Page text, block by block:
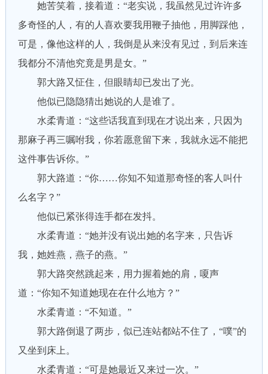
她苦笑着，接着道：“老实说，我虽然见过许许多
多奇怪的人，有的人喜欢要我用鞭子抽他，用脚踩他，
可是，像他这样的人，我倒是从来没有见过，到后来连
我都分不清他究竟是男是女。”
郭大路又怔住，但眼睛却已发出了光。
他似已隐隐猜出她说的人是谁了。
水柔青道：“这些话我直到现在才说出来，只因为
那麻子再三嘱咐我，你若愿意留下来，我就永远不能把
这件事告诉你。”
郭大路道：“你……你知不知道那奇怪的客人叫什
么名字？”
他似已紧张得连手都在发抖。
水柔青道：“她并没有说出她的名字来，只告诉
我，她姓燕，燕子的燕。”
郭大路突然跳起来，用力握着她的肩，嗄声
道：“你知不知道她现在在什么地方？”
水柔青道：“不知道。”
郭大路倒退了两步，似已连站都站不住了，“噗”的
又坐到床上。
水柔青道：“可是她最近又来过一次。”